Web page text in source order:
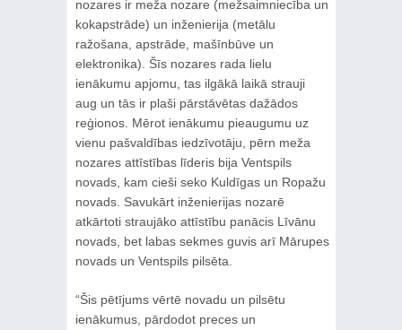
nozares ir meža nozare (mežsaimniecība un
kokapstrāde) un inženierija (metālu
ražošana, apstrāde, mašīnbūve un
elektronika). Šīs nozares rada lielu
ienākumu apjomu, tas ilgākā laikā strauji
aug un tās ir plaši pārstāvētas dažādos
reģionos. Mērot ienākumu pieaugumu uz
vienu pašvaldības iedzīvotāju, pērn meža
nozares attīstības līderis bija Ventspils
novads, kam cieši seko Kuldīgas un Ropažu
novads. Savukārt inženierijas nozarē
atkārtoti straujāko attīstību panācis Līvānu
novads, bet labas sekmes guvis arī Mārupes
novads un Ventspils pilsēta.
“Šis pētījums vērtē novadu un pilsētu
ienākumus, pārdodot preces un